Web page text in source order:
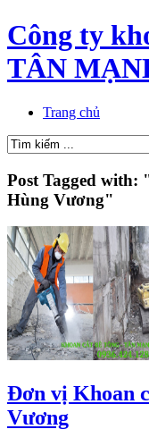
Công ty
TÂN
Trang chủ
Post Tagged
Hùng Vương"
Đơn vị Khoan
Vương